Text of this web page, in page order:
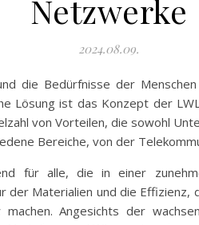
Netzwerke
2024.08.09.
die Bedürfnisse der
Lösung ist das Konzept der
von Vorteilen, die sowohl
Bereiche, von der
für alle, die in einer
Materialien und die
Angesichts der